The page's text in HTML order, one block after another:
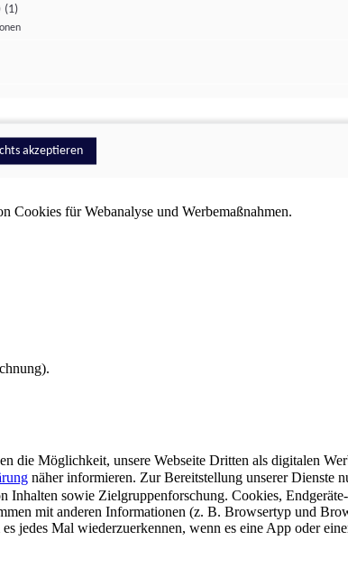
Cookies für Webanalyse und Werbemaßnahmen.
die Möglichkeit, unsere Webseite Dritten als digitalen
näher informieren. Zur Bereitstellung unserer Dienste
Inhalten sowie Zielgruppenforschung. Cookies,
mit anderen Informationen (z. B. Browsertyp und
jedes Mal wiederzuerkennen, wenn es eine App oder
(1)
akzeptieren